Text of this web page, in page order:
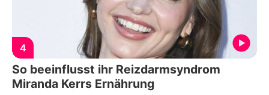
4
So beeinflusst ihr Reizdarmsyndrom
Miranda Kerrs Ernährung